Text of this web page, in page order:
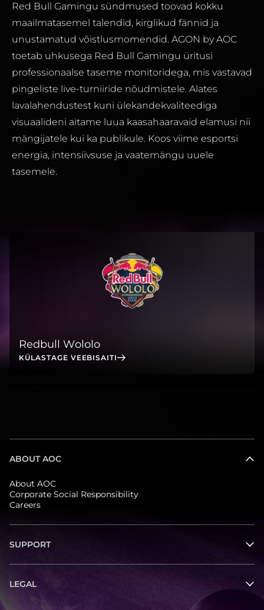
Red Bull Gamingu sündmused toovad kokku
maailmatasemel talendid, kirglikud fännid ja
unustamatud võistlusmomendid. AGON by AOC
toetab uhkusega Red Bull Gamingu üritusi
professionaalse taseme monitoridega, mis vastavad
pingeliste live-turniiride nõudmistele. Alates
lavalahendustest kuni ülekandekvaliteediga
visuaalideni aitame luua kaasahaaravaid elamusi nii
mängijatele kui ka publikule. Koos viime esportsi
energia, intensiivsuse ja vaatemängu uuele
tasemele.
Redbull Wololo
KÜLASTAGE VEEBISAITI
ABOUT AOC
About AOC
Corporate Social Responsibility
Careers
SUPPORT
LEGAL